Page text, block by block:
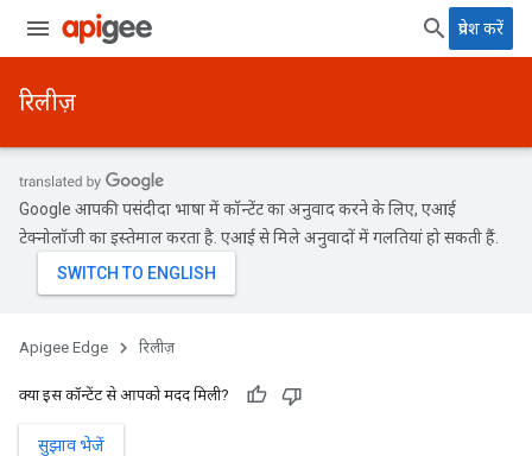
प्रवेश करें
रिलीज़
Google आपकी पसंदीदा भाषा में कॉन्टेंट का अनुवाद करने के लिए, एआई
टेक्नोलॉजी का इस्तेमाल करता है. एआई से मिले अनुवादों में गलतियां हो सकती हैं.
Apigee Edge रिलीज़
क्या इस कॉन्टेंट से आपको मदद मिली?
सुझाव भेजें